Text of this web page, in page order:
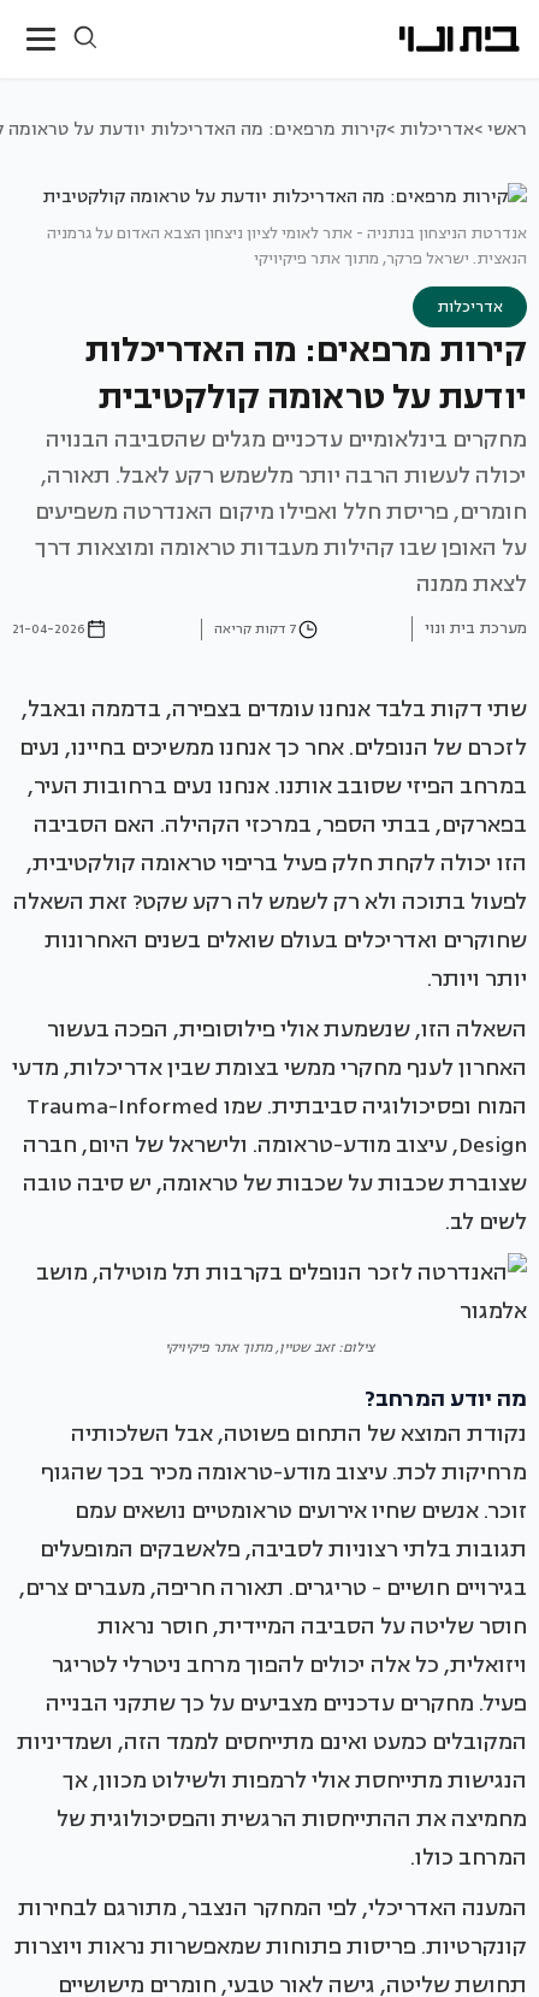
ראשי >אדריכלות >קירות מרפאים: מה האדריכלות יודעת על טראומה
אנדרטת הניצחון בנתניה - אתר לאומי לציון ניצחון הצבא האדום על גרמניה
הנאצית. ישראל פרקר, מתוך אתר פיקיויקי
אדריכלות
קירות מרפאים: מה האדריכלות
יודעת על טראומה קולקטיבית
מחקרים בינלאומיים עדכניים מגלים שהסביבה הבנויה
יכולה לעשות הרבה יותר מלשמש רקע לאבל. תאורה,
חומרים, פריסת חלל ואפילו מיקום האנדרטה משפיעים
על האופן שבו קהילות מעבדות טראומה ומוצאות דרך
לצאת ממנה
מערכת בית ונוי 7 דקות קריאה 21-04-2026
שתי דקות בלבד אנחנו עומדים בצפירה, בדממה ובאבל,
לזכרם של הנופלים. אחר כך אנחנו ממשיכים בחיינו, נעים
במרחב הפיזי שסובב אותנו. אנחנו נעים ברחובות העיר,
בפארקים, בבתי הספר, במרכזי הקהילה. האם הסביבה
הזו יכולה לקחת חלק פעיל בריפוי טראומה קולקטיבית,
לפעול בתוכה ולא רק לשמש לה רקע שקט? זאת השאלה
שחוקרים ואדריכלים בעולם שואלים בשנים האחרונות
יותר ויותר.
השאלה הזו, שנשמעת אולי פילוסופית, הפכה בעשור
האחרון לענף מחקרי ממשי בצומת שבין אדריכלות, מדעי
המוח ופסיכולוגיה סביבתית. שמו Trauma-Informed
Design, עיצוב מודע-טראומה. ולישראל של היום, חברה
שצוברת שכבות על שכבות של טראומה, יש סיבה טובה
לשים לב.
צילום: זאב שטיין, מתוך אתר פיקיויקי
מה יודע המרחב?
נקודת המוצא של התחום פשוטה, אבל השלכותיה
מרחיקות לכת. עיצוב מודע-טראומה מכיר בכך שהגוף
זוכר. אנשים שחיו אירועים טראומטיים נושאים עמם
תגובות בלתי רצוניות לסביבה, פלאשבקים המופעלים
בגירויים חושיים - טריגרים. תאורה חריפה, מעברים צרים,
חוסר שליטה על הסביבה המיידית, חוסר נראות
ויזואלית, כל אלה יכולים להפוך מרחב ניטרלי לטריגר
פעיל. מחקרים עדכניים מצביעים על כך שתקני הבנייה
המקובלים כמעט ואינם מתייחסים לממד הזה, ושמדיניות
הנגישות מתייחסת אולי לרמפות ולשילוט מכוון, אך
מחמיצה את ההתייחסות הרגשית והפסיכולוגית של
המרחב כולו.
המענה האדריכלי, לפי המחקר הנצבר, מתורגם לבחירות
קונקרטיות. פריסות פתוחות שמאפשרות נראות ויוצרות
תחושת שליטה, גישה לאור טבעי, חומרים מישושיים